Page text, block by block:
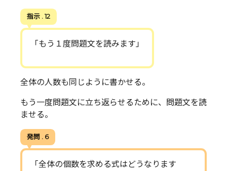
指示 . 12
「もう１度問題文を読みます」
全体の人数も同じように書かせる。
もう一度問題文に立ち返らせるために、問題文を読
ませる。
発問 . 6
「全体の個数を求める式はどうなります